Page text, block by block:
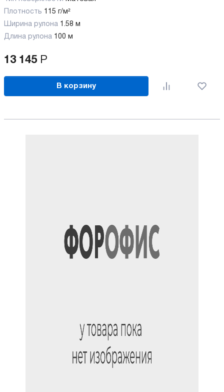
Плотность 115 г/м²
Ширина рулона 1.58 м
Длина рулона 100 м
13 145 Р
В корзину